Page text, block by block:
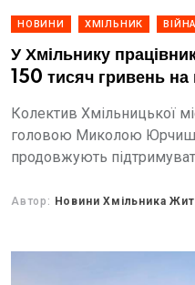
НОВИНИ ХМІЛЬНИК ВІЙНА
У Хмільнику
150 тисяч гривень
Колектив Хмільницької
головою Миколою
продовжують
Автор: Новини Хмільника